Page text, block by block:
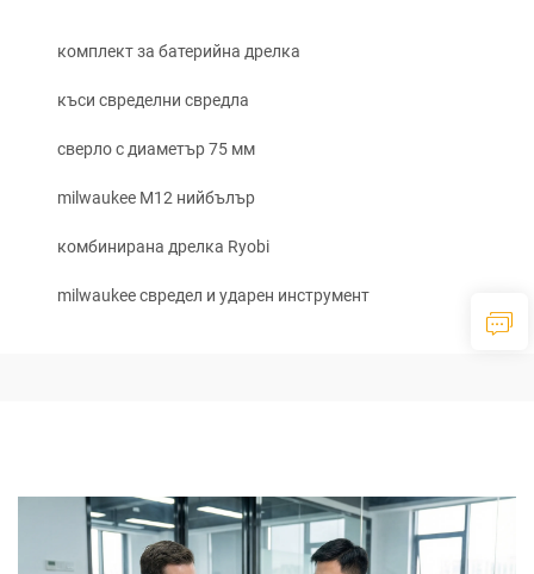
комплект за батерийна дрелка
къси свределни свредла
сверло с диаметър 75 мм
milwaukee M12 нийбълър
комбинирана дрелка Ryobi
milwaukee свредел и ударен инструмент